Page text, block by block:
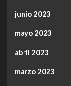
junio 2023
mayo 2023
abril 2023
marzo 2023